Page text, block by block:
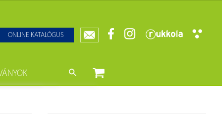
ONLINE KATALÓGUS